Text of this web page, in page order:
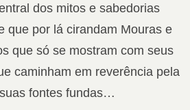
dos mitos e sabedorias
que por lá cirandam Mouras e
que só se mostram com seus
caminham em reverência pela
fontes fundas…